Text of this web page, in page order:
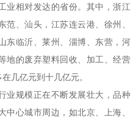
业相对发达的省份。其中，浙江
范、汕头，江苏连云港、徐州、
东临沂、莱州、淄博、东营，河
地的废弃塑料回收、加工、经营
几亿元到十几亿元。
业规模正在不断发展壮大，品种
心城市周边，如北京、上海、